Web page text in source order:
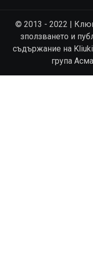
© 2013 - 2022 |
зползването и
съдържание на
група